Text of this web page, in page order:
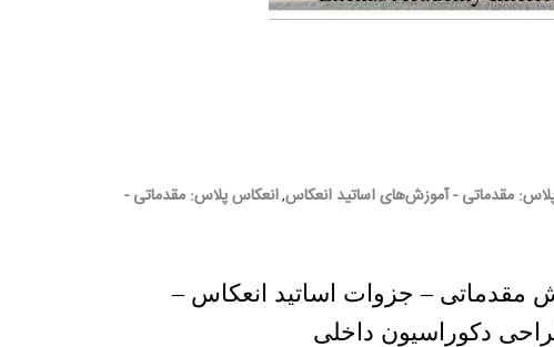
مقدماتی - آموزش‌های اساتید انعکاس,انعکاس پلاس: مقدماتی -
– جزوات اساتید انعکاس –
دکوراسیون داخلی